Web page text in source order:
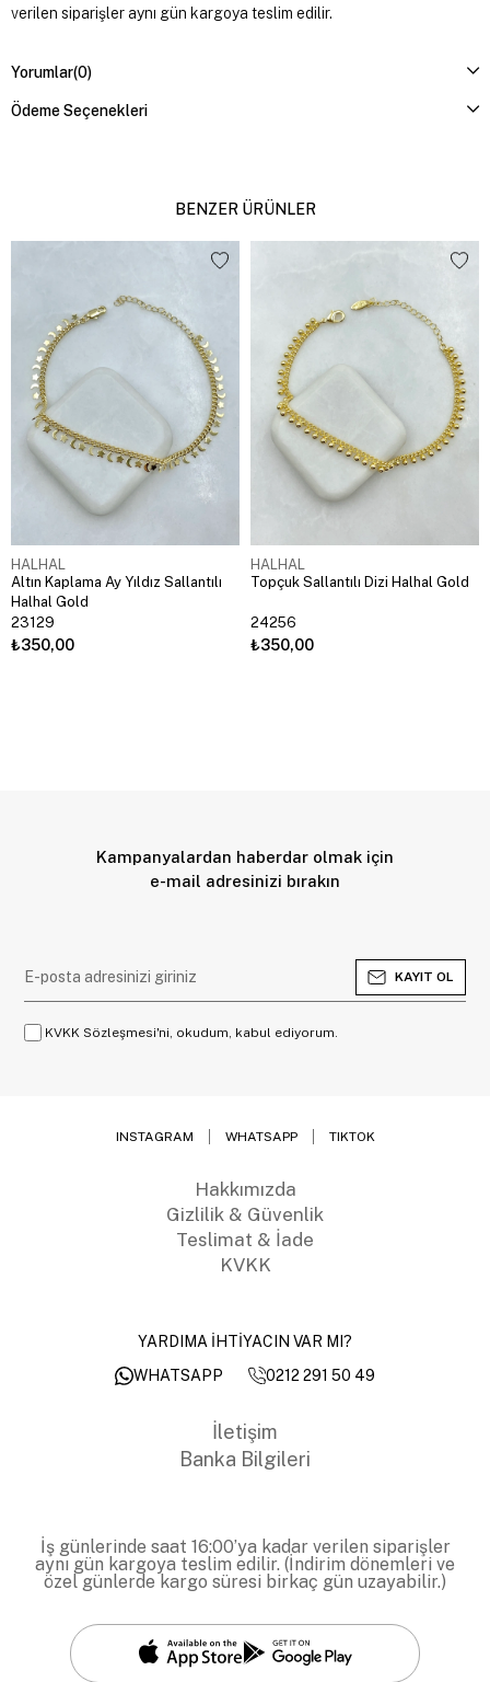
verilen siparişler aynı gün kargoya teslim edilir.
Yorumlar(0)
Ödeme Seçenekleri
BENZER ÜRÜNLER
HALHAL
Altın Kaplama Ay Yıldız Sallantılı
Halhal Gold
23129
₺350,00
HALHAL
Topçuk Sallantılı Dizi Halhal Gold
24256
₺350,00
Kampanyalardan haberdar olmak için
e-mail adresinizi bırakın
KAYIT OL
KVKK Sözleşmesi'ni, okudum, kabul ediyorum.
INSTAGRAM WHATSAPP TIKTOK
Hakkımızda
Gizlilik & Güvenlik
Teslimat & İade
KVKK
YARDIMA İHTİYACIN VAR MI?
WHATSAPP
0212 291 50 49
İletişim
Banka Bilgileri
İş günlerinde saat 16:00’ya kadar verilen siparişler
aynı gün kargoya teslim edilir. (İndirim dönemleri ve
özel günlerde kargo süresi birkaç gün uzayabilir.)